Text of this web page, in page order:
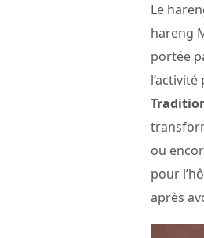
Le
hareng
portée
ou
pour
après